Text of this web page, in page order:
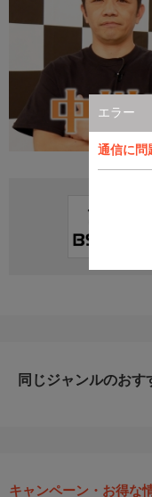
エラー
通信に問
同じジャンルのおす
キャンペーン・お得な